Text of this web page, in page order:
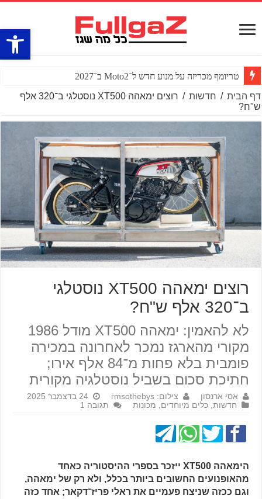
פתח
טריומף מכריזה על מנוע חדש ל־Moto2 ב־2027
דף הבית / חדשות /
רוצים ימאהה XT500 נוסטלגי ב־320 אלף
ש"ח?
רוצים ימאהה XT500 נוסטלגי
ב־320 אלף ש"ח?
לא להאמין: ימאהה XT500 מודל 1986
מקורי מהארגז נמכר לאחרונה במכירה
פומבית בלא פחות מ־84 אלף אירו;
חתיכת סכום בשביל נוסטלגיה מקורית
אסי ארנסון צילום: rmsothebys
24 בדצמבר 2025
חדשות,כלים מיוחדים, מכונות תגובה 1
הימאהה XT500 ייזכר בספרי ההיסטוריה כאחד
מהאופנועים החשובים ביותר בכלל, ולא רק של ימאהה,
וגם ככזה שניצח פעמיים את ראלי פריז־דקאר; אחד כזה